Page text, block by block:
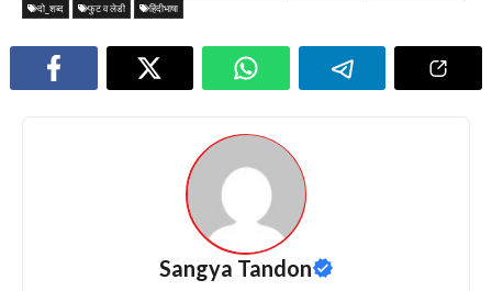
दो_शब्द
फुट व लेडी हिंदीभाषा
Sangya Tandon